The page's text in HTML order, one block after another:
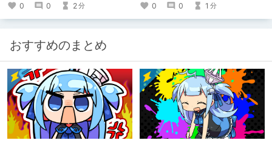
0
0 2分
0
0 1 分
おすすめのまとめ